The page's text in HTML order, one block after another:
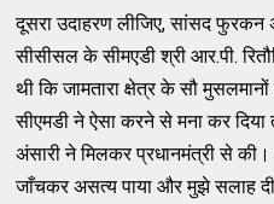
दूसरा उदाहरण लीजिए, सांसद फुरकन
सीसीसल के सीमएडी श्री आर.पी.
थी कि जामतारा क्षेत्र के सौ
सीएमडी ने ऐसा करने से मना कर
अंसारी ने मिलकर प्रधानमंत्री से
जाँचकर असत्य पाया और मुझे सलाह